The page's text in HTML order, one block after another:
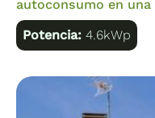
autoconsumo en una
Potencia:4.6kWp